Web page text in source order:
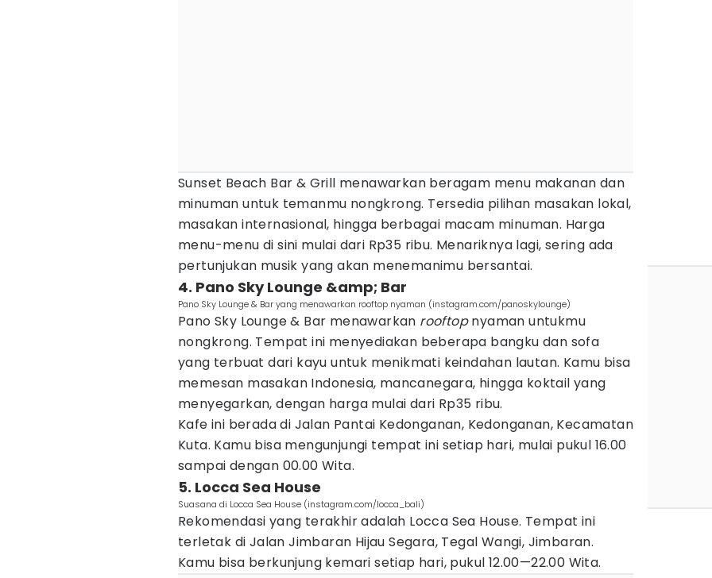
Sunset Beach Bar & Grill menawarkan beragam menu makanan dan
minuman untuk temanmu nongkrong. Tersedia pilihan masakan lokal,
masakan internasional, hingga berbagai macam minuman. Harga
menu-menu di sini mulai dari Rp35 ribu. Menariknya lagi, sering ada
pertunjukan musik yang akan menemanimu bersantai.
4. Pano Sky Lounge &amp; Bar
Pano Sky Lounge & Bar yang menawarkan rooftop nyaman (instagram.com/panoskylounge)
Pano Sky Lounge & Bar menawarkan rooftopnyaman untukmu
nongkrong. Tempat ini menyediakan beberapa bangku dan sofa
yang terbuat dari kayu untuk menikmati keindahan lautan. Kamu bisa
memesan masakan Indonesia, mancanegara, hingga koktail yang
menyegarkan, dengan harga mulai dari Rp35 ribu.
Kafe ini berada di Jalan Pantai Kedonganan, Kedonganan, Kecamatan
Kuta. Kamu bisa mengunjungi tempat ini setiap hari, mulai pukul 16.00
sampai dengan 00.00 Wita.
5. Locca Sea House
Suasana di Locca Sea House (instagram.com/locca_bali)
Rekomendasi yang terakhir adalah Locca Sea House. Tempat ini
terletak di Jalan Jimbaran Hijau Segara, Tegal Wangi, Jimbaran.
Kamu bisa berkunjung kemari setiap hari, pukul 12.00—22.00 Wita.